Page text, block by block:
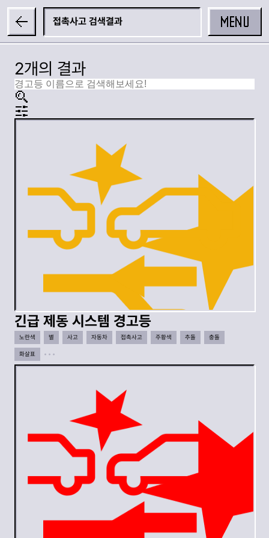
MENU
접촉사고
2개의 결과
긴급 제동 시스템 경고등
노란색 별 사고 자동차 접촉사고 주황색 추돌 충돌
화살표